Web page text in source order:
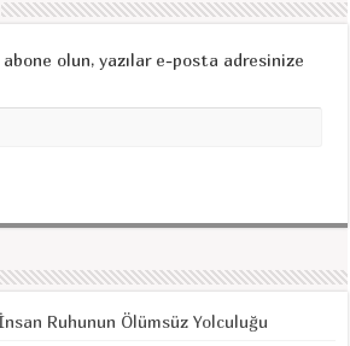
olun, yazılar e-posta adresinize
Ruhunun Ölümsüz Yolculuğu